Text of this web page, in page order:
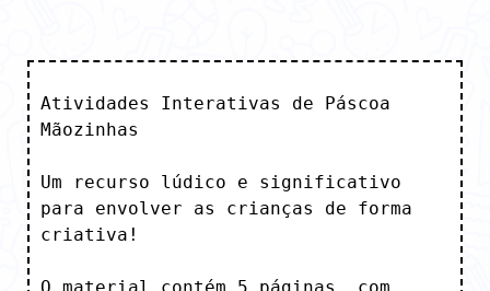
Atividades Interativas de Páscoa
Mãozinhas
Um recurso lúdico e significativo
para envolver as crianças de forma
criativa!